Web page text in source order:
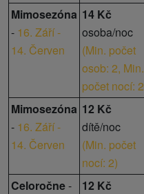
Mimosezóna
- 16. Září -
14. Červen
14 Kč
osoba/noc
(Min. počet
osob: 2, Min.
počet nocí: 2
Mimosezóna
- 16. Září -
14. Červen
12 Kč
dítě/noc
(Min. počet
nocí: 2)
Celoročne-
12 Kč